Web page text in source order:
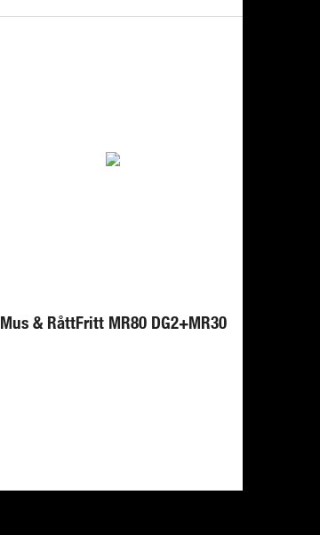
Mus & RåttFritt MR80 DG2+MR30